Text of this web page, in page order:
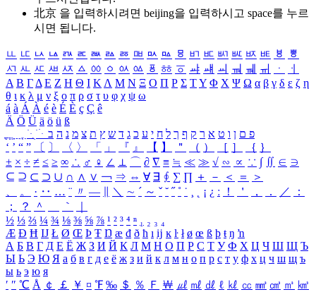
北京 을 입력하시려면 beijing을 입력하시고 space를 누르
시면 됩니다.
ㅥ ㅦ ㅧ ㅨ ㅩ ㅪ ㅫ ㅬ ㅭ ㅮ ㅯ ㅰ ㅱ ㅲ ㅳ ㅴ ㅵ ㅶ ㅷ ㅸ
ㅹ
ㅺ ㅻ ㅼ ㅽ ㅾ ㅿ ㆀ ㆁ ㆂ ㆃ ㆄ ㆅ ㆆ ㆇ ㆈ ㆉ ㆊ ㆋ ㆌ ㆍ
ㆎ
Α Β ΓΔ Ε Ζ Η Θ Ι ΚΛ Μ Ν Ξ Ο Π Ρ Σ ΤΥ Φ Χ Ψ Ω α β γ δ ε ζ η
θ ι κ λ μ ν ξ ο π ρ σ τ υ φ χ ψ ω
á à Á À é è É È ç Ç ê
Ä Ö Ü ä ö ü ß
ִֶֹ ֻּ ׁׂ פ ם ן ו ט א ר ק ף ך ל ח י ע כ ג ד ש ץ ת צ מ נ ה ב
‘ ’ “ ” 〔 〕 〈 〉 「 」 『 』 【 】 ＂ （ ） ［ ］ ｛ ｝
± × ÷ ≠ ≤ ≥ ∞ ∴ ♂ ♀ ∠ ⊥ ⌒ ∂ ∇ ≡ ≒ ≪ ≫ √ ∽ ∝ ∵ ∫ ∬ ∈ ∋
⊆ ⊇ ⊂ ⊃ ∪ ∩ ∧ ∨ ￢ ⇒ ⇔ ∀ ∃ ∮ ∑ ∏ ＋ － ＜ ＝
＞
、
。 · ‥ … ¨ 〃 ― ＼ ∼ ´ ～ ˇ ˘ ˝ ˚ ˙ ¸ ¡ ¿ ː ！ ＇ ， ． ／
：
；
？ ＾ ｀
½ ⅓ ⅔ ¼ ¾ ⅛ ⅜ ⅝ ⅞ ¹ ² ³ ⁴ ⁿ ₁ ₂ ₃ ₄
Æ Ð Ħ Ĳ Ł Ø Œ Þ Ŧ Ŋ æ đ ð ħ ı ĳ ĸ ŀ ł ø œ ß þ ŧ ŋ ŉ
А Б В Г Д Е Ё Ж З И Й К Л М Н О П Р С Т У Ф Х Ц Ч Ш Щ Ъ
Ы Ь Э Ю Я а б в г д е ё ж з и й к л м н о п р с т у ф х ц ч ш щ ъ
ы ь э ю я
′ ″ ℃ Å ￠ ￡ ￥ ¤ ℉ ‰ ＄ ％ Ｆ ￦ ㎕ ㎖ ㎗ ℓ ㎘ ㏄ ㎣ ㎤ ㎥ ㎦